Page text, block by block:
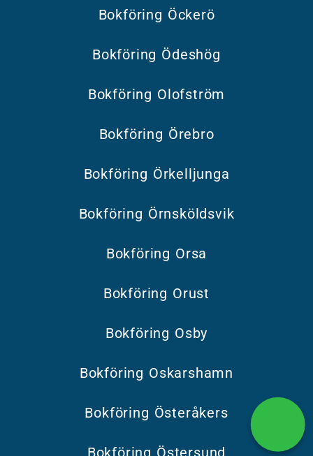
Bokföring Öckerö
Bokföring Ödeshög
Bokföring Olofström
Bokföring Örebro
Bokföring Örkelljunga
Bokföring Örnsköldsvik
Bokföring Orsa
Bokföring Orust
Bokföring Osby
Bokföring Oskarshamn
Bokföring Österåkers
Bokföring Östersund